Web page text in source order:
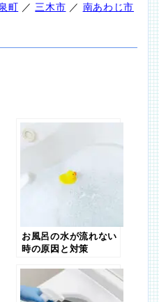
町 ／ 三木市 ／ 南あわじ市
お風呂の水が流れない
時の原因と対策